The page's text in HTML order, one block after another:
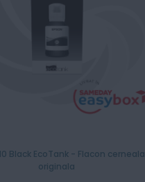
Black EcoTank - Flacon cerneala
originala